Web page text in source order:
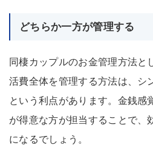
どちらか一方が管理する
同棲カップルのお金管理方法と
活費全体を管理する方法は、シ
という利点があります。金銭感
が得意な方が担当することで、
になるでしょう。